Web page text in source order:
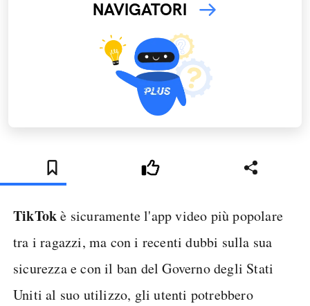
NAVIGATORI
TikTokè sicuramente l'app video più popolare
tra i ragazzi, ma con i recenti dubbi sulla sua
sicurezza e con il ban del Governo degli Stati
Uniti al suo utilizzo, gli utenti potrebbero